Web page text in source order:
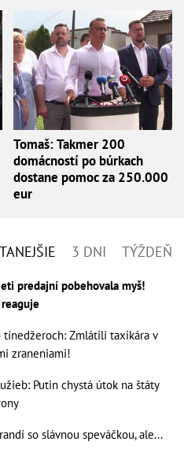
Tomaš: Takmer 200
domácností po búrkach
dostane pomoc za 250.000
eur
3 DNI TÝŽDEŇ
predajní pobehovala myš!
tínedžeroch: Zmlátili taxikára v
zraneniami!
Putin chystá útok na štáty
so slávnou speváčkou, ale...